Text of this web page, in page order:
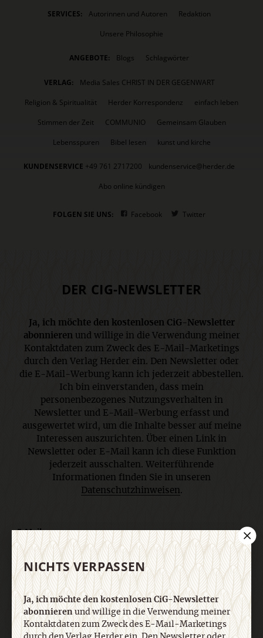
SERVICES: Autorinnen und Autoren
Redaktion
Unsere Philosophie
ANGEBOTE: Blogs Schlagwörter
VERLAG:
Media Sales CHRIST IN DER GEGENWART
Religion & Spiritualität
Herder Korrespondenz
einfach leben
Stimmen der Zeit
COMMUNIO
Gemeinsam Glauben
Lebensspuren
Bibel lesen kunst und kirche
KUNDENSERVICE +49 761 2717200
kundenservice@herder.de
Abo online kündigen
FOLGEN SIE UNS: Facebook Twitter
DER CIG-NEWSLETTER
Ja, ich möchte den kostenlosen CiG-Newsletter
abonnierenund willige in die Verwendung meiner
Kontaktdaten zum Zweck des E-Mail-Marketings
durch den Verlag Herder ein. Den Newsletter oder
die E-Mail-Werbung kann ich jederzeit abbestellen.
Ich bin einverstanden, dass mein
personenbezogenes Nutzungsverhalten in
Newsletter und E-Mail-Werbung erfasst und
ausgewertet wird, um die Inhalte besser auf meine
Interessen auszurichten. Über einen Link in
Newsletter oder E-Mail kann ich diese Funktion
jederzeit ausschalten. Weiterführende
Informationen finden Sie in unseren
Datenschutzhinweisen.
E-Mail
Jetzt anmelden
NICHTS VERPASSEN
Ja, ich möchte den kostenlosen CiG-Newsletter
abonnierenund willige in die Verwendung meiner
Kontaktdaten zum Zweck des E-Mail-Marketings